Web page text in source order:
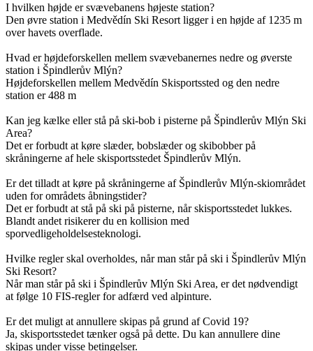
I hvilken højde er svævebanens højeste station?
Den øvre station i Medvědín Ski Resort ligger i en højde af 1235 m
over havets overflade.
Hvad er højdeforskellen mellem svævebanernes nedre og øverste
station i Špindlerův Mlýn?
Højdeforskellen mellem Medvědín Skisportssted og den nedre
station er 488 m
Kan jeg kælke eller stå på ski-bob i pisterne på Špindlerův Mlýn Ski
Area?
Det er forbudt at køre slæder, bobslæder og skibobber på
skråningerne af hele skisportsstedet Špindlerův Mlýn.
Er det tilladt at køre på skråningerne af Špindlerův Mlýn-skiområdet
uden for områdets åbningstider?
Det er forbudt at stå på ski på pisterne, når skisportsstedet lukkes.
Blandt andet risikerer du en kollision med
sporvedligeholdelsesteknologi.
Hvilke regler skal overholdes, når man står på ski i Špindlerův Mlýn
Ski Resort?
Når man står på ski i Špindlerův Mlýn Ski Area, er det nødvendigt
at følge 10 FIS-regler for adfærd ved alpinture.
Er det muligt at annullere skipas på grund af Covid 19?
Ja, skisportsstedet tænker også på dette. Du kan annullere dine
skipas under visse betingelser.